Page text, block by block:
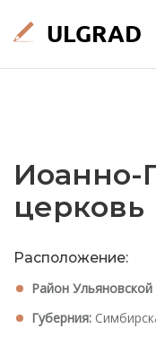
Иоанно-
церковь
Расположение:
Район Ульяновской
Губерния: